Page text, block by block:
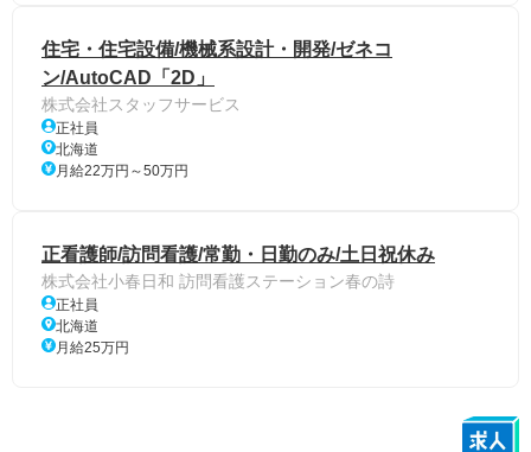
住宅・住宅設備/機械系設計・開発/ゼネコ
ン/AutoCAD「2D」
株式会社スタッフサービス
正社員
北海道
月給22万円～50万円
正看護師/訪問看護/常勤・日勤のみ/土日祝休み
株式会社小春日和 訪問看護ステーション春の詩
正社員
北海道
月給25万円